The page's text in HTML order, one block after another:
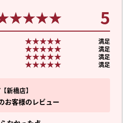
新橋店
お客様のレビュー
5
★★★★★
★★★★★
満足
★★★★★
★★★★★
満足
★★★★★
★★★★★
満足
★★★★★
★★★★★ 満足